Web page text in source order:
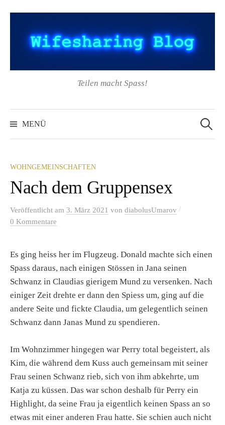
Inhalt
Teilen macht Spass!
MENÜ
nach:
WOHNGEMEINSCHAFTEN
Nach dem Gruppensex
Veröffentlicht am 3. März 2021 von diabolusUmarov /
0 Kommentare
Es ging heiss her im Flugzeug. Donald machte sich einen
Spass daraus, nach einigen Stössen in Jana seinen
Schwanz in Claudias gierigem Mund zu versenken. Nach
einiger Zeit drehte er dann den Spiess um, ging auf die
andere Seite und fickte Claudia, um gelegentlich seinen
Schwanz dann Janas Mund zu spendieren.
Im Wohnzimmer hingegen war Perry total begeistert, als
Kim, die während dem Kuss auch gemeinsam mit seiner
Frau seinen Schwanz rieb, sich von ihm abkehrte, um
Katja zu küssen. Das war schon deshalb für Perry ein
Highlight, da seine Frau ja eigentlich keinen Spass an so
etwas mit einer anderen Frau hatte. Sie schien auch nicht